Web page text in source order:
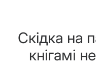
Скідка на
кнігамі